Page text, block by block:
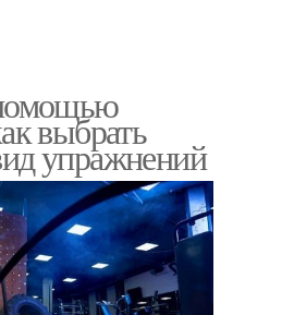
выбрать
упражнений